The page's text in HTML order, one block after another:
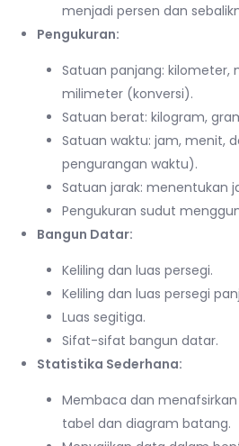
menjadi persen dan
Pengukuran:
Satuan panjang:
milimeter (konversi).
Satuan berat: kilogram,
Satuan waktu: jam, menit,
pengurangan waktu).
Satuan jarak: menentukan
Pengukuran sudut
Bangun Datar:
Keliling dan luas persegi.
Keliling dan luas persegi
Luas segitiga.
Sifat-sifat bangun datar.
Statistika Sederhana:
Membaca dan
tabel dan diagram batang.